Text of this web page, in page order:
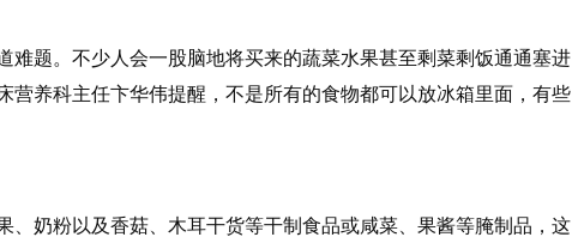
题。不少人会一股脑地将买来的蔬菜水果甚至剩菜剩饭通通塞进
养科主任卞华伟提醒，不是所有的食物都可以放冰箱里面，有些
奶粉以及香菇、木耳干货等干制食品或咸菜、果酱等腌制品，这